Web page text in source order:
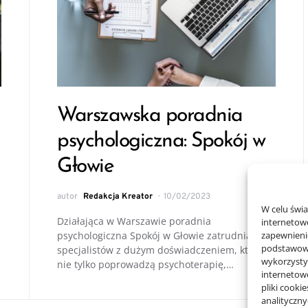
W celu
pliki
Warszawska poradnia
psychologiczna: Spokój w
Głowie
autor Redakcja Kreator 10/02/2023
Działająca w Warszawie poradnia
psychologiczna Spokój w Głowie zatrudnia
specjalistów z dużym doświadczeniem, którzy
nie tylko poprowadzą psychoterapię,…